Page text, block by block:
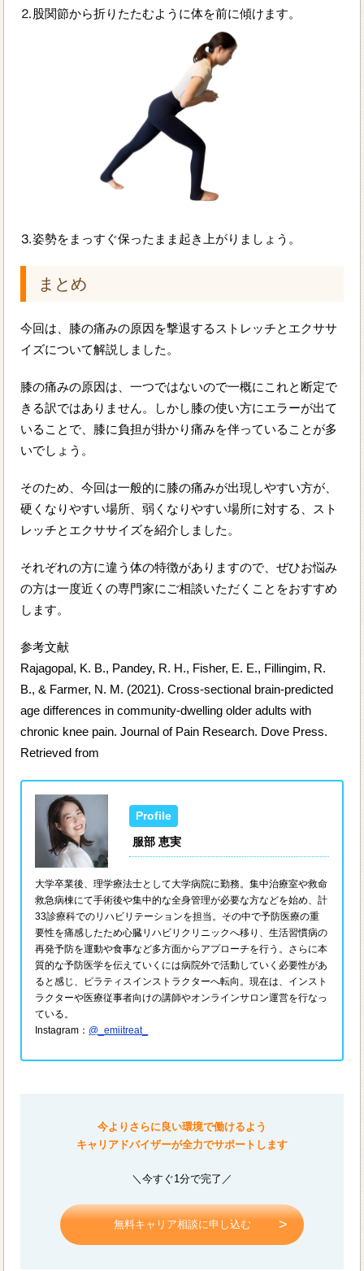
⒉股関節から折りたたむように体を前に傾けます。
⒊姿勢をまっすぐ保ったまま起き上がりましょう。
まとめ
今回は、膝の痛みの原因を撃退するストレッチとエクササ
イズについて解説しました。
膝の痛みの原因は、一つではないので一概にこれと断定で
きる訳ではありません。しかし膝の使い方にエラーが出て
いることで、膝に負担が掛かり痛みを伴っていることが多
いでしょう。
そのため、今回は一般的に膝の痛みが出現しやすい方が、
硬くなりやすい場所、弱くなりやすい場所に対する、スト
レッチとエクササイズを紹介しました。
それぞれの方に違う体の特徴がありますので、ぜひお悩み
の方は一度近くの専門家にご相談いただくことをおすすめ
します。
参考文献
Rajagopal, K. B., Pandey, R. H., Fisher, E. E., Fillingim, R.
B., & Farmer, N. M. (2021). Cross-sectional brain-predicted
age differences in community-dwelling older adults with
chronic knee pain. Journal of Pain Research. Dove Press.
Retrieved from
服部 恵実
大学卒業後、理学療法士として大学病院に勤務。集中治療室や救命
救急病棟にて手術後や集中的な全身管理が必要な方などを始め、計
33診療科でのリハビリテーションを担当。その中で予防医療の重
要性を痛感したため心臓リハビリクリニックへ移り、生活習慣病の
再発予防を運動や食事など多方面からアプローチを行う。さらに本
質的な予防医学を伝えていくには病院外で活動していく必要性があ
ると感じ、ピラティスインストラクターへ転向。現在は、インスト
ラクターや医療従事者向けの講師やオンラインサロン運営を行なっ
ている。
Instagram： @_emiitreat_
今よりさらに良い環境で働けるよう
キャリアドバイザーが全力でサポートします
＼今すぐ1分で完了／
無料キャリア相談に申し込む